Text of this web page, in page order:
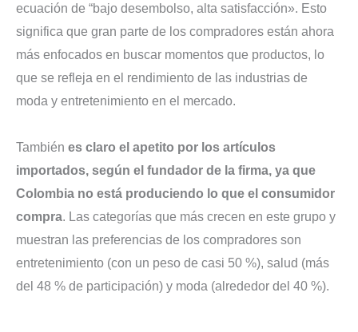
ecuación de “bajo desembolso, alta satisfacción». Esto
significa que gran parte de los compradores están ahora
más enfocados en buscar momentos que productos, lo
que se refleja en el rendimiento de las industrias de
moda y entretenimiento en el mercado.
También es claro el apetito por los artículos
importados, según el fundador de la firma, ya que
Colombia no está produciendo lo que el consumidor
compra. Las categorías que más crecen en este grupo y
muestran las preferencias de los compradores son
entretenimiento (con un peso de casi 50 %), salud (más
del 48 % de participación) y moda (alrededor del 40 %).